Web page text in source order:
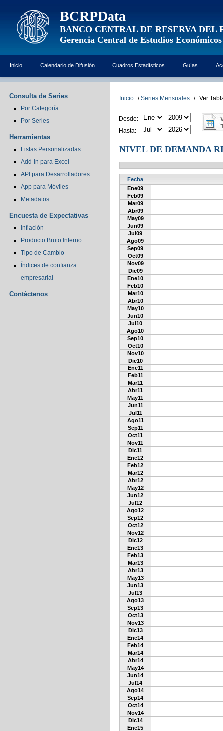
BCRPData
BANCO CENTRAL DE RESERVA DEL
Gerencia Central de Estudios Económicos
Inicio Calendario de Difusión Cuadros Estadísticos Guías
Consulta de Series
Por Categoría
Por Series
Herramientas
Listas Personalizadas
Add-In para Excel
API para Desarrolladores
App para Móviles
Metadatos
Encuesta de Expectativas
Inflación
Producto Bruto Interno
Tipo de Cambio
Índices de confianza
empresarial
Contáctenos
Inicio / Series Mensuales / Ver
Desde:
Hasta:
NIVEL DE DEMANDA
Fecha
Ene09
Feb09
Mar09
Abr09
May09
Jun09
Jul09
Ago09
Sep09
Oct09
Nov09
Dic09
Ene10
Feb10
Mar10
Abr10
May10
Jun10
Jul10
Ago10
Sep10
Oct10
Nov10
Dic10
Ene11
Feb11
Mar11
Abr11
May11
Jun11
Jul11
Ago11
Sep11
Oct11
Nov11
Dic11
Ene12
Feb12
Mar12
Abr12
May12
Jun12
Jul12
Ago12
Sep12
Oct12
Nov12
Dic12
Ene13
Feb13
Mar13
Abr13
May13
Jun13
Jul13
Ago13
Sep13
Oct13
Nov13
Dic13
Ene14
Feb14
Mar14
Abr14
May14
Jun14
Jul14
Ago14
Sep14
Oct14
Nov14
Dic14
Ene15